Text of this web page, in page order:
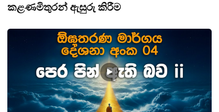
කළණමිතුරන් ඇසුරු කිරීම